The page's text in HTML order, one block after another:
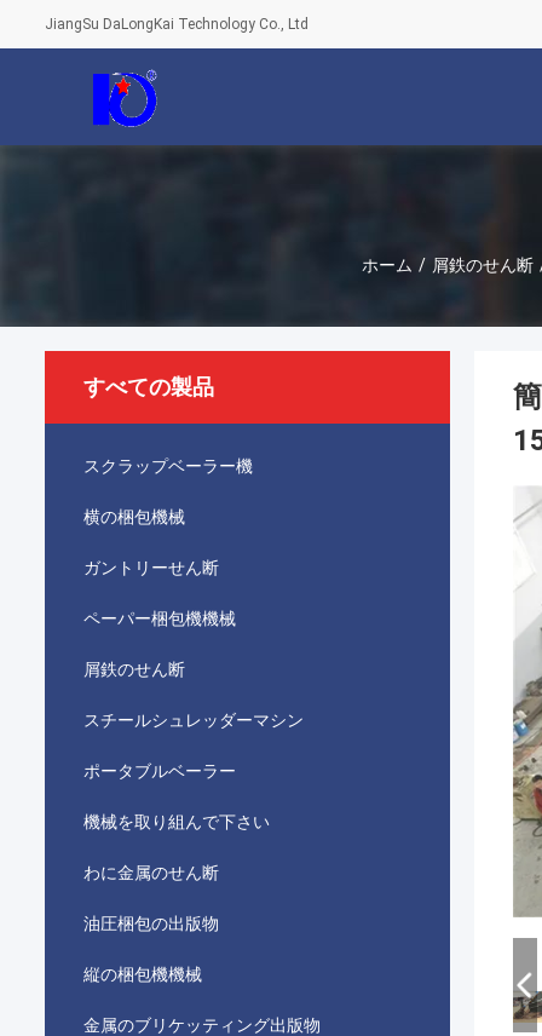
JiangSu DaLongKai Technology Co., Ltd
ホーム / 屑鉄のせん断
すべての製品
スクラップベーラー機
横の梱包機械
ガントリーせん断
ペーパー梱包機機械
屑鉄のせん断
スチールシュレッダーマシン
ポータブルベーラー
機械を取り組んで下さい
わに金属のせん断
油圧梱包の出版物
縦の梱包機機械
金属のブリケッティング出版物